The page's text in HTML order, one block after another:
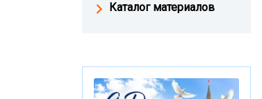
Каталог материалов